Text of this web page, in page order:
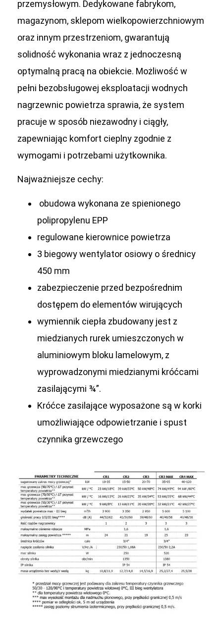
przemysłowym. Dedykowane fabrykom,
magazynom, sklepom wielkopowierzchniowym
oraz innym przestrzeniom, gwarantują
solidność wykonania wraz z jednoczesną
optymalną pracą na obiekcie. Możliwość w
pełni bezobsługowej eksploatacji wodnych
nagrzewnic powietrza sprawia, że system
pracuje w sposób niezawodny i ciągły,
zapewniając komfort cieplny zgodnie z
wymogami i potrzebami użytkownika.
Najważniejsze cechy:
obudowa wykonana ze spienionego
polipropylenu EPP
regulowane kierownice powietrza
3 biegowy wentylator osiowy o średnicy
450 mm
zabezpieczenie przed bezpośrednim
dostępem do elementów wirujących
wymiennik ciepła zbudowany jest z
miedzianych rurek umieszczonych w
aluminiowym bloku lamelowym, z
wyprowadzonymi miedzianymi króćcami
zasilającymi ¾”.
Króćce zasilające wyposażone są w korki
umożliwiające odpowietrzanie i spust
czynnika grzewczego